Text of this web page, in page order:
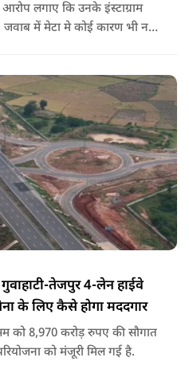
लगाए कि उनके इंस्टाग्राम
में मेटा मे कोई कारण भी नहीं
तेजपुर 4-लेन हाईवे
के लिए कैसे होगा मददगार
को 8,970 करोड़ रुपए की सौगात
को मंजूरी मिल गई है.